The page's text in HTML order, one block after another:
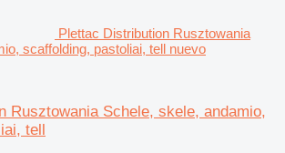
Plettac Distribution Rusztowania
scaffolding, pastoliai, tell nuevo
Rusztowania Schele, skele, andamio,
tell